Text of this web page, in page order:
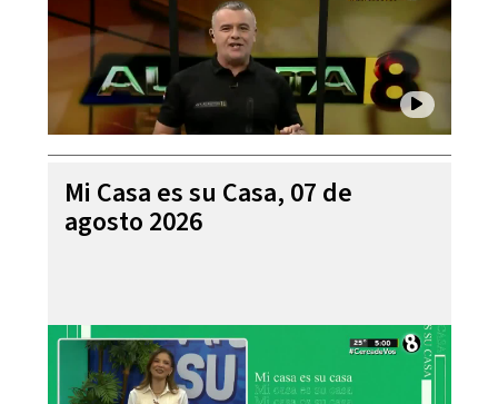
Mi Casa es su Casa, 07 de
agosto 2026